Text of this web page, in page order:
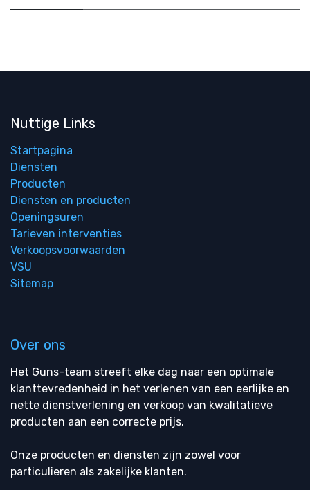
Nuttige Links
Startpagina
Diensten
Producten
Diensten en producten
Openingsuren
Tarieven interventies
Verkoopsvoorwaarden
VSU
Sitemap
Over ons
Het Guns-team streeft elke dag naar een optimale
klanttevredenheid in het verlenen van een eerlijke en
nette dienstverlening en verkoop van kwalitatieve
producten aan een correcte prijs.
Onze producten en diensten zijn zowel voor
particulieren als zakelijke klanten.